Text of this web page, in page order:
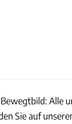
Bewegtbild: Alle
Sie auf